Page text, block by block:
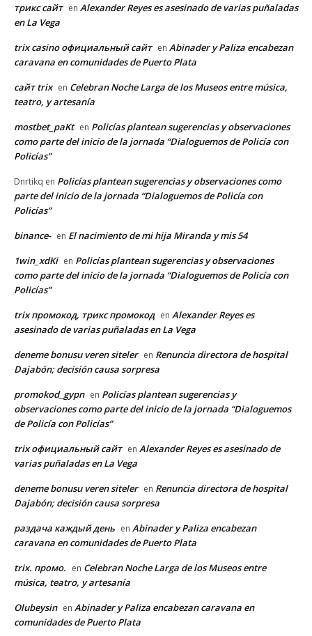
трикс сайт en Alexander Reyes es asesinado de varias puñaladas
en La Vega
trix casino официальный сайт en Abinader y Paliza encabezan
caravana en comunidades de Puerto Plata
сайт trix en Celebran Noche Larga de los Museos entre música,
teatro, y artesanía
mostbet_paKt en Policías plantean sugerencias y observaciones
como parte del inicio de la jornada “Dialoguemos de Policía con
Policías”
Dnrtikq en Policías plantean sugerencias y observaciones como
parte del inicio de la jornada “Dialoguemos de Policía con
Policías”
binance- en El nacimiento de mi hija Miranda y mis 54
1win_xdKi en Policías plantean sugerencias y observaciones
como parte del inicio de la jornada “Dialoguemos de Policía con
Policías”
trix промокод, трикс промокод en Alexander Reyes es
asesinado de varias puñaladas en La Vega
deneme bonusu veren siteler en Renuncia directora de hospital
Dajabón; decisión causa sorpresa
promokod_gypn en Policías plantean sugerencias y
observaciones como parte del inicio de la jornada “Dialoguemos
de Policía con Policías”
trix официальный сайт en Alexander Reyes es asesinado de
varias puñaladas en La Vega
deneme bonusu veren siteler en Renuncia directora de hospital
Dajabón; decisión causa sorpresa
раздача каждый день en Abinader y Paliza encabezan
caravana en comunidades de Puerto Plata
trix. промо. en Celebran Noche Larga de los Museos entre
música, teatro, y artesanía
Olubeysin en Abinader y Paliza encabezan caravana en
comunidades de Puerto Plata